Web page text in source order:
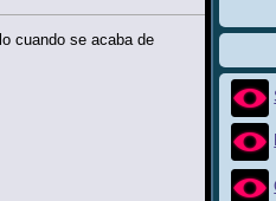
cuando se acaba de